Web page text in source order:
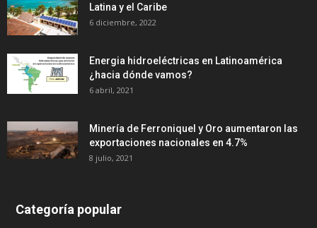
Latina y el Caribe
6 diciembre, 2022
Energia hidroeléctricas en Latinoamérica
¿hacia dónde vamos?
6 abril, 2021
Minería de Ferroniquel y Oro aumentaron las
exportaciones nacionales en 4.7%
8 julio, 2021
Categoría popular